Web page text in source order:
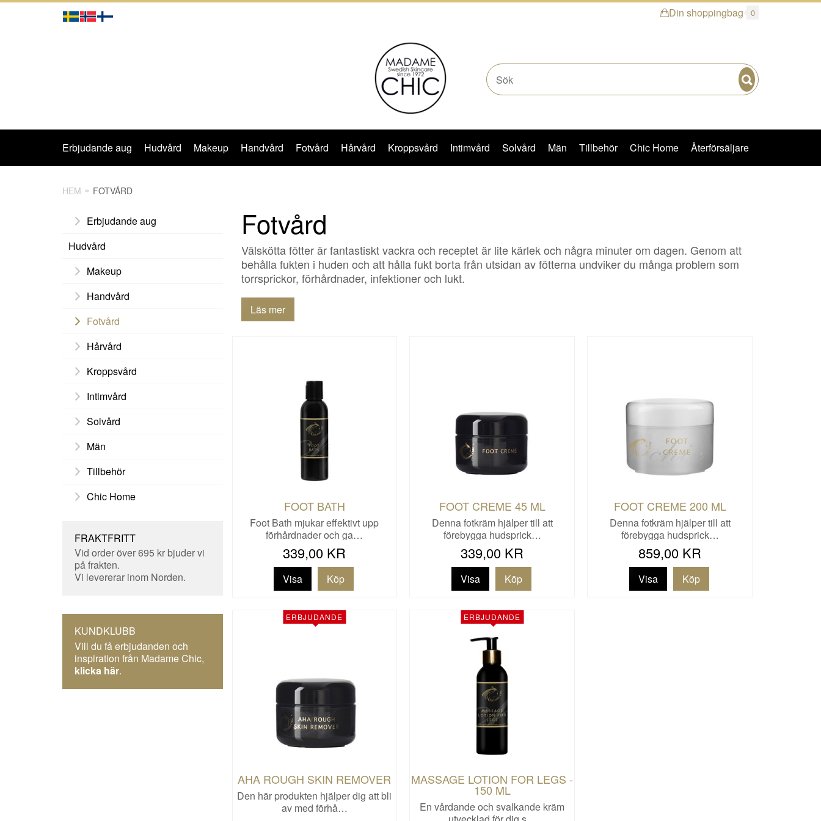
Din shoppingbag 0
Sök
Erbjudande aug Hudvård Makeup Handvård Fotvård Hårvård Kroppsvård Intimvård Solvård Män Tillbehör Chic Home Återförsäljare
HEM FOTVÅRD
Erbjudande aug
Hudvård
Makeup
Handvård
Fotvård
Hårvård
Kroppsvård
Intimvård
Solvård
Män
Tillbehör
Chic Home
FRAKTFRITT
Vid order över 695 kr bjuder vi
på frakten.
Vi levererar inom Norden.
KUNDKLUBB
Vill du få erbjudanden och
inspiration från Madame Chic,
klicka här.
Fotvård
Välskötta fötter är fantastiskt vackra och receptet är lite kärlek och några minuter om dagen. Genom att
behålla fukten i huden och att hålla fukt borta från utsidan av fötterna undviker du många problem som
torrsprickor, förhårdnader, infektioner och lukt.
Läs mer
FOOT BATH
Foot Bath mjukar effektivt upp
förhårdnader och ga…
339,00 KR
Visa
FOOT CREME 45 ML
Denna fotkräm hjälper till att
förebygga hudsprick…
339,00 KR
Visa
FOOT CREME 200 ML
Denna fotkräm hjälper till att
förebygga hudsprick…
859,00 KR
Visa
ERBJUDANDE
AHA ROUGH SKIN REMOVER
Den här produkten hjälper dig att bli
av med förhå…
ERBJUDANDE
MASSAGE LOTION FOR LEGS -
150 ML
En vårdande och svalkande kräm